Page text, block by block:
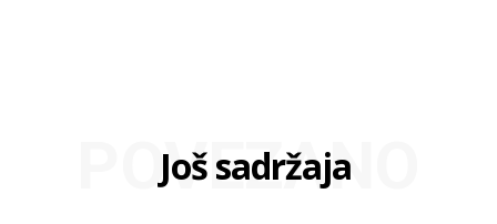
Još sadržaja
POVEZANO